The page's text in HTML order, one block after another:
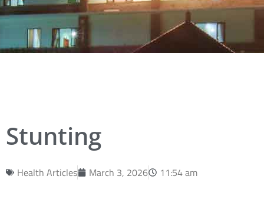
Stunting
Health Articles March 3, 2026 11:54 am